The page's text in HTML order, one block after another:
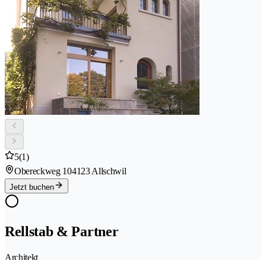
5(1)
Obereckweg 104123 Allschwil
Jetzt buchen
Rellstab & Partner
Architekt